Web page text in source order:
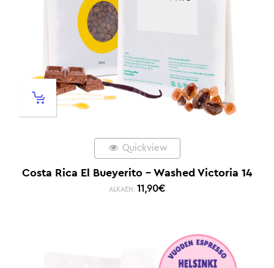
Quickview
Costa Rica El Bueyerito – Washed Victoria 14
ALKAEN: 11,90€